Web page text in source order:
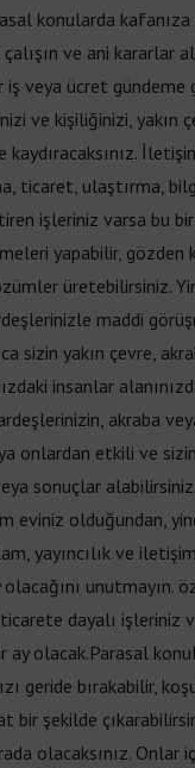
konularda kafanıza
ve ani kararlar
iş veya ücret gündeme
ve kişiliğinizi, yakın
ticaret, ulaştırma,
işleriniz varsa bu
yapabilir, gözden
üretebilirsiniz.
maddi
sizin yakın çevre,
insanlar
akraba
onlardan etkili ve
sonuçlar alabilirsiniz.
eviniz olduğundan,
yayıncılık ve
olacağını unutmayın.
dayalı işleriniz
ay olacak.Parasal
geride bırakabilir,
bir şekilde
olacaksınız. Onlar